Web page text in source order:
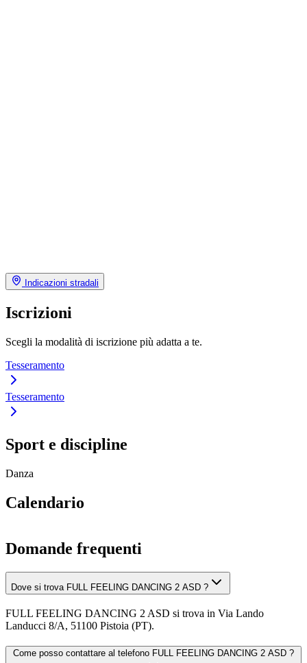
Indicazioni stradali
Iscrizioni
Scegli la modalità di iscrizione più adatta a te.
Tesseramento
Tesseramento
Sport e discipline
Danza
Calendario
Domande frequenti
Dove si trova FULL FEELING DANCING 2 ASD ?
FULL FEELING DANCING 2 ASD si trova in Via Lando
Landucci 8/A, 51100 Pistoia (PT).
Come posso contattare al telefono FULL FEELING DANCING 2 ASD ?